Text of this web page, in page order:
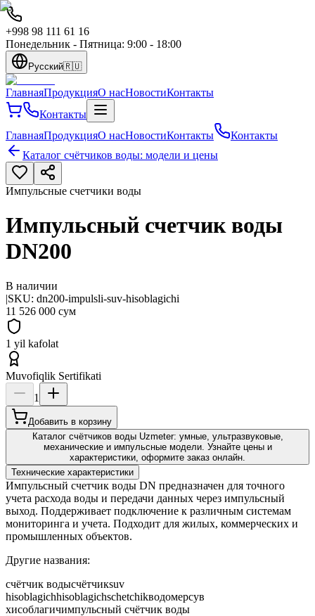
+998 98 111 61 16
Понедельник - Пятница: 9:00 - 18:00
Русский🇷🇺
ГлавнаяПродукцияО насНовостиКонтакты
Контакты
ГлавнаяПродукцияО насНовостиКонтакты
Контакты
Каталог счётчиков воды: модели и цены
Импульсные счетчики воды
Импульсный счетчик воды
DN200
В наличии
|SKU: dn200-impulsli-suv-hisoblagichi
11 526 000 сум
1 yil kafolat
Muvofiqlik Sertifikati
1
Добавить в корзину
Каталог счётчиков воды Uzmeter: умные, ультразвуковые,
механические и импульсные модели. Узнайте цены и
характеристики, оформите заказ онлайн.
Технические характеристики
Импульсный счетчик воды DN предназначен для точного
учета расхода воды и передачи данных через импульсный
выход. Поддерживает подключение к различным системам
мониторинга и учета. Подходит для жилых, коммерческих и
промышленных объектов.
Другие названия:
счётчик водысчётчикsuv
hisoblagichhisoblagichschetchikводомерсув
хисоблагичимпульсный счётчик воды